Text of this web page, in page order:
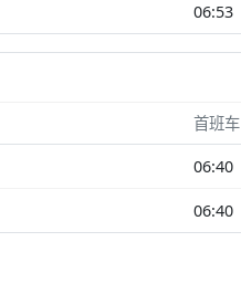
06:53
首班车
06:40
06:40